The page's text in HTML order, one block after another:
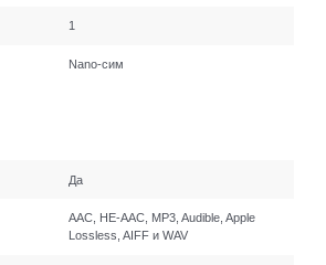
1
Nano-сим
Да
AAC, HE-AAC, MP3, Audible, Apple
Lossless, AIFF и WAV